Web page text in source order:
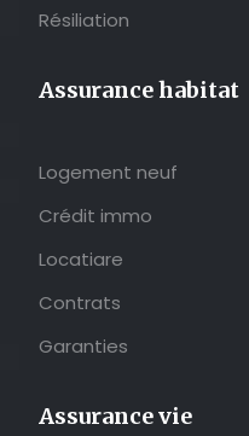
Résiliation
Assurance habitat
Logement neuf
Crédit immo
Locatiare
Contrats
Garanties
Assurance vie